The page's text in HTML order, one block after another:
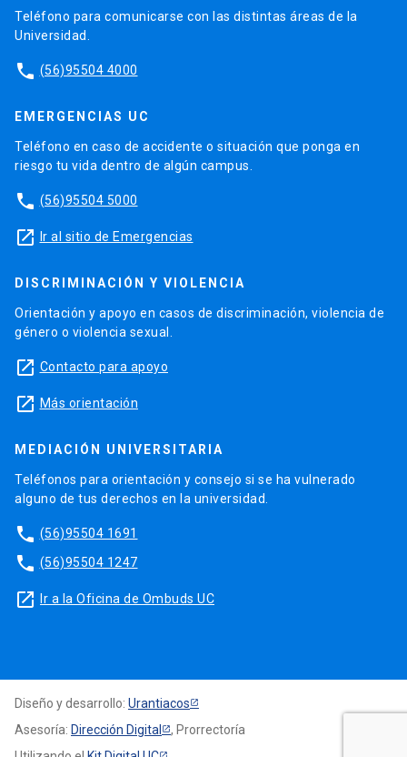
Teléfono para comunicarse con las distintas áreas de la
Universidad.
phone (56)95504 4000
EMERGENCIAS UC
Teléfono en caso de accidente o situación que ponga en
riesgo tu vida dentro de algún campus.
phone (56)95504 5000
launch Ir al sitio de Emergencias
DISCRIMINACIÓN Y VIOLENCIA
Orientación y apoyo en casos de discriminación, violencia de
género o violencia sexual.
launch Contacto para apoyo
launch Más orientación
MEDIACIÓN UNIVERSITARIA
Teléfonos para orientación y consejo si se ha vulnerado
alguno de tus derechos en la universidad.
phone (56)95504 1691
phone (56)95504 1247
launch Ir a la Oficina de Ombuds UC
Diseño y desarrollo: Urantiacos
Asesoría: Dirección Digital
, Prorrectoría